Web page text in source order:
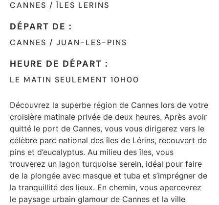
CANNES / ÎLES LERINS
DÉPART DE :
CANNES / JUAN-LES-PINS
HEURE DE DÉPART :
LE MATIN SEULEMENT 10H00
Découvrez la superbe région de Cannes lors de votre
croisière matinale privée de deux heures. Après avoir
quitté le port de Cannes, vous vous dirigerez vers le
célèbre parc national des îles de Lérins, recouvert de
pins et d’eucalyptus. Au milieu des îles, vous
trouverez un lagon turquoise serein, idéal pour faire
de la plongée avec masque et tuba et s’imprégner de
la tranquillité des lieux. En chemin, vous apercevrez
le paysage urbain glamour de Cannes et la ville